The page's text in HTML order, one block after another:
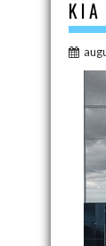
KIA